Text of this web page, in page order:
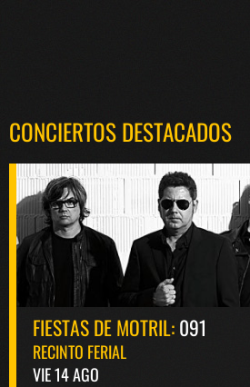
CONCIERTOS DESTACADOS
FIESTAS DE MOTRIL:091
RECINTO FERIAL
VIE 14 AGO